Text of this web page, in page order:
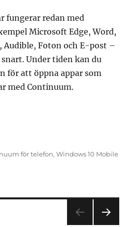
fungerar redan med
Microsoft Edge, Word,
Audible, Foton och E-post –
Under tiden kan du
för att öppna appar som
med Continuum.
för telefon,Windows 10 Mobile